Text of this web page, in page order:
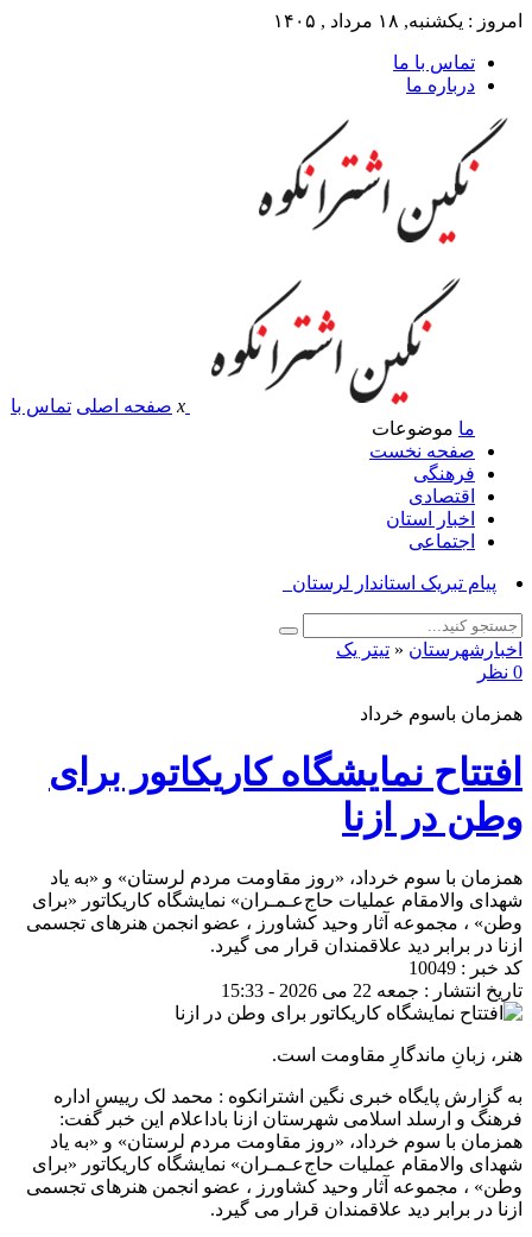
امروز : یکشنبه, ۱۸ مرداد , ۱۴۰۵
تماس با ما
درباره ما
x صفحه اصلی تماس با
ما موضوعات
صفحه نخست
فرهنگی
اقتصادی
اخبار استان
اجتماعی
پیام تبریک استاندار لرستان به‌من_
اخبارشهرستان « تیتر یک
0 نظر
همزمان باسوم خرداد
افتتاح نمایشگاه کاریکاتور برای
وطن در ازنا
همزمان با سوم خرداد، «روز مقاومت مردم لرستان» و «به یاد
شهدای والامقام عملیات حاج‌عـمـران» نمایشگاه کاریکاتور «برای
وطن» ، مجموعه آثار وحید کشاورز ، عضو انجمن هنرهای تجسمی
ازنا در برابر دید علاقمندان قرار می گیرد.
کد خبر : 10049
تاریخ انتشار : جمعه 22 می 2026 - 15:33
هنر، زبانِ ماندگارِ مقاومت است.
به گزارش پایگاه خبری نگین اشترانکوه : محمد لک رییس اداره
فرهنگ و ارسلد اسلامی شهرستان ازنا باداعلام این خبر گفت:
همزمان با سوم خرداد، «روز مقاومت مردم لرستان» و «به یاد
شهدای والامقام عملیات حاج‌عـمـران» نمایشگاه کاریکاتور «برای
وطن» ، مجموعه آثار وحید کشاورز ، عضو انجمن هنرهای تجسمی
ازنا در برابر دید علاقمندان قرار می گیرد.